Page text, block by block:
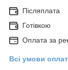
Післяплата
Готівкою
Оплата за
Всі умови